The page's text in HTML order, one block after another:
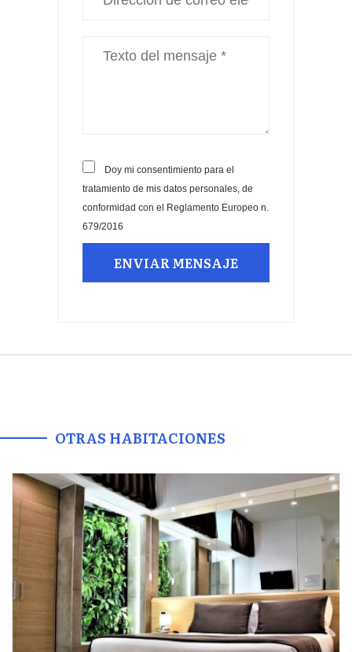
Doy mi consentimiento para el
tratamiento de mis datos personales, de
conformidad con el Reglamento Europeo n.
679/2016
OTRAS HABITACIONES